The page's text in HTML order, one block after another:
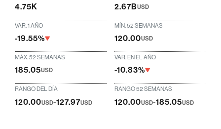
4.75K 2.67BUSD
VAR. 1 AÑO
-19.55%
MÍN. 52 SEMANAS
120.00USD
MÁX. 52 SEMANAS
185.05USD
VAR. EN EL AÑO
-10.83%
RANGO DEL DÍA
120.00USD-127.97USD
RANGO 52 SEMANAS
120.00USD-185.05USD